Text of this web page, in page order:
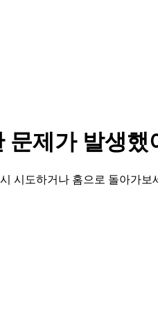
문제가 발생했
시도하거나 홈으로 돌아가보